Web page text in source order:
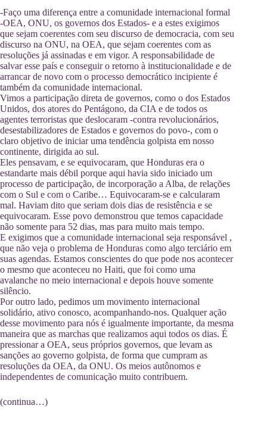
-Faço uma diferença entre a comunidade internacional formal
-OEA, ONU, os governos dos Estados- e a estes exigimos
que sejam coerentes com seu discurso de democracia, com seu
discurso na ONU, na OEA, que sejam coerentes com as
resoluções já assinadas e em vigor. A responsabilidade de
salvar esse país e conseguir o retorno à institucionalidade e de
arrancar de novo com o processo democrático incipiente é
também da comunidade internacional.
Vimos a participação direta de governos, como o dos Estados
Unidos, dos atores do Pentágono, da CIA e de todos os
agentes terroristas que deslocaram -contra revolucionários,
desestabilizadores de Estados e governos do povo-, com o
claro objetivo de iniciar uma tendência golpista em nosso
continente, dirigida ao sul.
Eles pensavam, e se equivocaram, que Honduras era o
estandarte mais débil porque aqui havia sido iniciado um
processo de participação, de incorporação a Alba, de relações
com o Sul e com o Caribe… Equivocaram-se e calcularam
mal. Haviam dito que seriam dois dias de resistência e se
equivocaram. Esse povo demonstrou que temos capacidade
não somente para 52 dias, mas para muito mais tempo.
E exigimos que a comunidade internacional seja responsável ,
que não veja o problema de Honduras como algo terciário em
suas agendas. Estamos conscientes do que pode nos acontecer
o mesmo que aconteceu no Haiti, que foi como uma
avalanche no meio internacional e depois houve somente
silêncio.
Por outro lado, pedimos um movimento internacional
solidário, ativo conosco, acompanhando-nos. Qualquer ação
desse movimento para nós é igualmente importante, da mesma
maneira que as marchas que realizamos aqui todos os dias. É
pressionar a OEA, seus próprios governos, que levam as
sanções ao governo golpista, de forma que cumpram as
resoluções da OEA, da ONU. Os meios autônomos e
independentes de comunicação muito contribuem.
(continua…)